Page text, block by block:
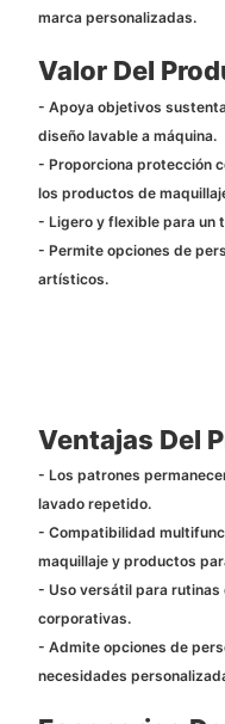
marca personalizadas.
Valor Del
- Apoya objetivos
diseño lavable a máquina.
- Proporciona protección
los productos de
- Ligero y flexible para un
- Permite opciones de
artísticos.
Ventajas Del
- Los patrones
lavado repetido.
- Compatibilidad
maquillaje y productos
- Uso versátil para rutinas
corporativas.
- Admite opciones de
necesidades